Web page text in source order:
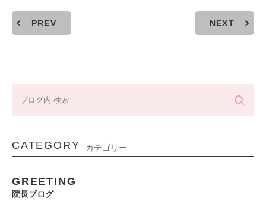
PREV NEXT
CATEGORY カテゴリー
GREETING
院長ブログ